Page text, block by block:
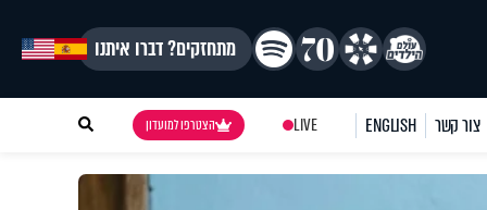
מתחזקים? דברו איתנו
צור קשר ENGLISH
LIVE הצטרפו למועדון